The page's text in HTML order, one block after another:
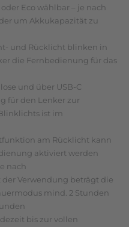
Eco wählbar – je nach
um Akkukapazität zu
und Rücklicht blinken in
die Fernbedienung für das
und über USB-C
für den Lenker zur
ist im
am Rücklicht kann
aktiviert werden
nach
Verwendung beträgt die
mind. 2 Stunden
bis zur vollen